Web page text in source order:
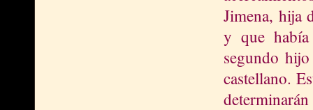
Jimena, hija
y que
segundo
castellano.